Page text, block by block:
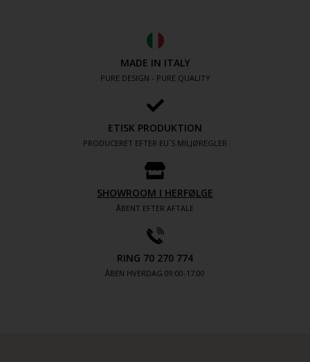
MADE IN ITALY
PURE DESIGN - PURE QUALITY
ETISK PRODUKTION
PRODUCERET EFTER EU´S MILJØREGLER
SHOWROOM I HERFØLGE
ÅBENT EFTER AFTALE
RING 70 270 774
ÅBEN HVERDAG 09:00-17.00